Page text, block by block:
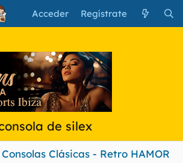
Acceder Regístrate
de silex
Clásicas - Retro HAMOR